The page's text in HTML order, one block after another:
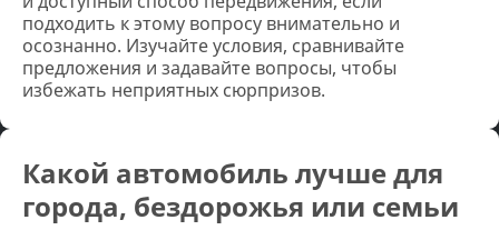
подходить к этому вопросу внимательно и
осознанно. Изучайте условия, сравнивайте
предложения и задавайте вопросы, чтобы
избежать неприятных сюрпризов.
Какой автомобиль лучше для
города, бездорожья или семьи